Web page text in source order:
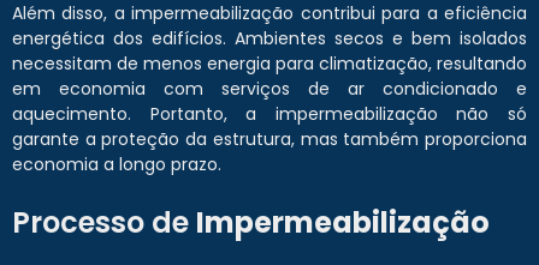
Além disso, a impermeabilização contribui para a eficiência
energética dos edifícios. Ambientes secos e bem isolados
necessitam de menos energia para climatização, resultando
em economia com serviços de ar condicionado e
aquecimento. Portanto, a impermeabilização não só
garante a proteção da estrutura, mas também proporciona
economia a longo prazo.
Processo de Impermeabilização